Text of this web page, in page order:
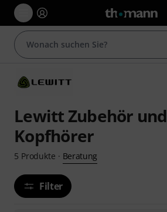
Lewitt Zubehör und
Kopfhörer
5 Produkte · Beratung
Filter